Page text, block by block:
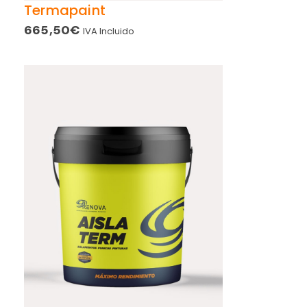
Termapaint
665,50€ IVA Incluido